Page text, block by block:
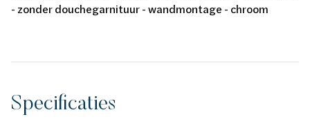
- zonder douchegarnituur - wandmontage - chroom
Specificaties